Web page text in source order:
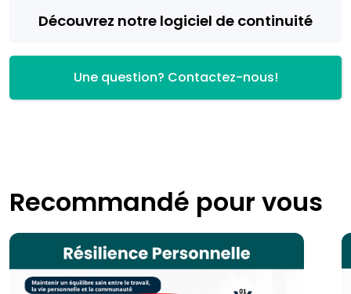
Découvrez notre logiciel de continuité
Une question? Contactez-nous!
Recommandé pour vous